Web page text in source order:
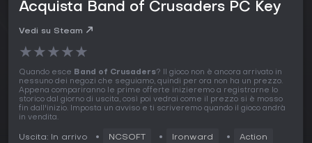
Acquista Band of Crusaders PC Key
Vedi su Steam
★★★★★
Quando esce Band of Crusaders? Il gioco non è ancora arrivato in
nessuno dei negozi che seguiamo, quindi per ora non ha un prezzo.
Appena compariranno le prime offerte inizieremo a registrarne lo
storico dal giorno di uscita, così poi vedrai come il prezzo si è mosso
fin dall'inizio. Imposta un avviso e ti scriveremo quando il gioco andrà
in vendita.
Uscita: In arrivo NCSOFT Ironward Action